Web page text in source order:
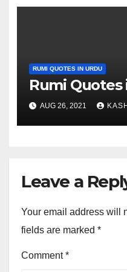
RUMI QUOTES IN URDU
Rumi Quotes
AUG 26, 2021
Leave a
Your email address will
fields are marked *
Comment*